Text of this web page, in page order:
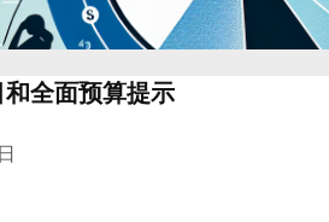
全面预算提示